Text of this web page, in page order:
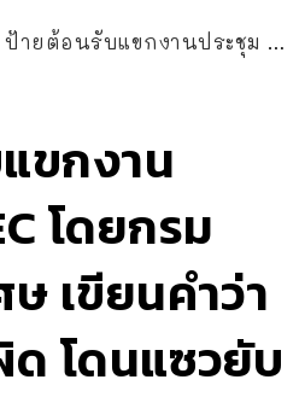
ป้ายต้อนรับแขกงานประชุม APEC โดยกรมการทางพิเศษ เขียนคำว่า Welcome ผิด โดนแซวยับจนไวรัล
ขกงาน
โดยกรม
เขียนคำว่า
ด โดนแซวยับ